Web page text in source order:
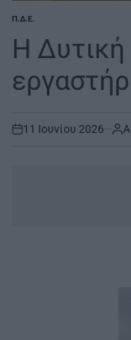
POSTED
Π.Δ.Ε.
Η
on
11 Ιουνίου 2026